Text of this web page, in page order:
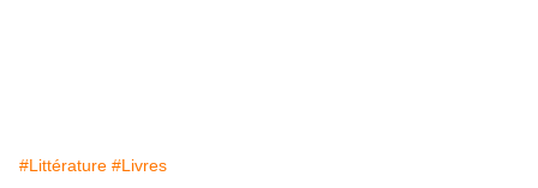
#Littérature #Livres